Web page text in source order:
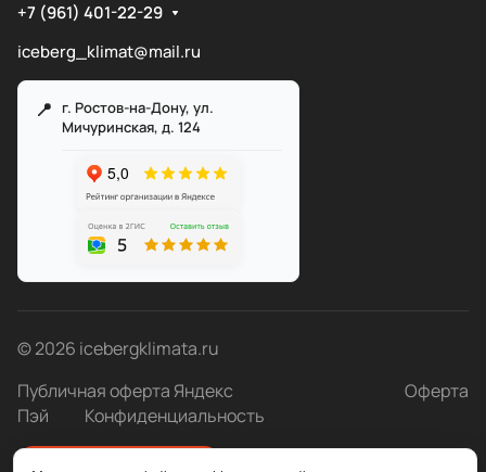
+7 (961) 401-22-29
iceberg_klimat@mail.ru
г. Ростов-на-Дону, ул.
Мичуринская, д. 124
© 2026 icebergklimata.ru
Публичная оферта Яндекс
Пэй
Конфиденциальность
Оферта